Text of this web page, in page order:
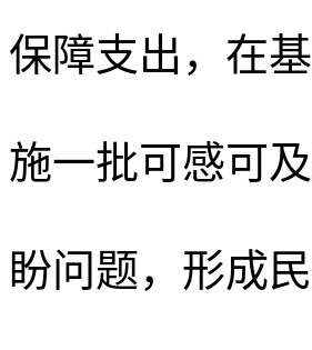
保障支出，在
施一批可感可
盼问题，形成